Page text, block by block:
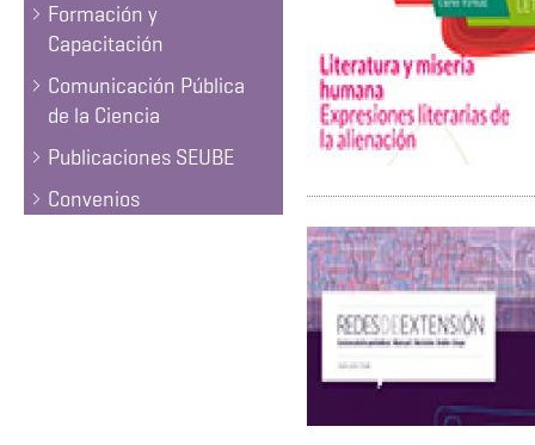
Formación y
Capacitación
Comunicación Pública
de la Ciencia
Publicaciones SEUBE
Convenios